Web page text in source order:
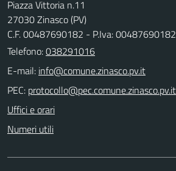
Piazza Vittoria n.11
27030 Zinasco (PV)
C.F. 00487690182 - P.Iva: 00487690182
Telefono:038291016
E-mail:
PEC:
Uffici e orari
Numeri utili